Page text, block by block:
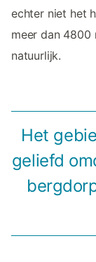
echter niet het
meer dan 4800
natuurlijk.
Het
geliefd